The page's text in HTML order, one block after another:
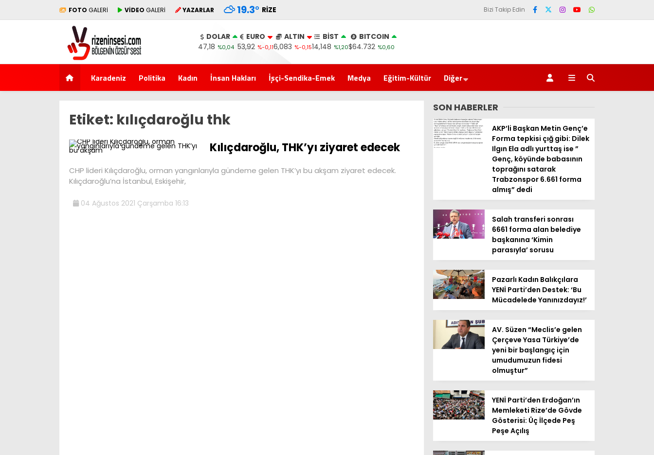
FOTO GALERİ VİDEO GALERİ YAZARLAR 19.3° RIZE Bizi Takip Edin
DOLAR
47,18 %0,04
EURO
53,92 %-0,11
ALTIN
6,083 %-0,15
BİST
14,148 %1,20
BITCOIN
$64.732 %0,60
Karadeniz Politika Kadın İnsan Hakları İşçi-Sendika-Emek Medya Eğitim-Kültür Diğer
Etiket: kılıçdaroğlu thk
Kılıçdaroğlu, THK’yı ziyaret edecek
CHP lideri Kılıçdaroğlu, orman yangınlarıyla gündeme gelen THK’yı bu akşam ziyaret edecek.
Kılıçdaroğlu’na İstanbul, Eskişehir,
04 Ağustos 2021 Çarşamba 16:13
SON HABERLER
AKP’li Başkan Metin Genç’e
Forma tepkisi çığ gibi: Dilek
Ilgın Ela adlı yurttaş ise ”
Genç, köyünde babasının
toprağını satarak
Trabzonspor 6.661 forma
almış” dedi
Salah transferi sonrası
6661 forma alan belediye
başkanına ‘Kimin
parasıyla’ sorusu
Pazarlı Kadın Balıkçılara
YENİ Parti’den Destek: ‘Bu
Mücadelede Yanınızdayız!’
AV. Süzen “Meclis’e gelen
Çerçeve Yasa Türkiye’de
yeni bir başlangıç için
umudumuzun fidesi
olmuştur”
YENİ Parti’den Erdoğan’ın
Memleketi Rize’de Gövde
Gösterisi: Üç İlçede Peş
Peşe Açılış